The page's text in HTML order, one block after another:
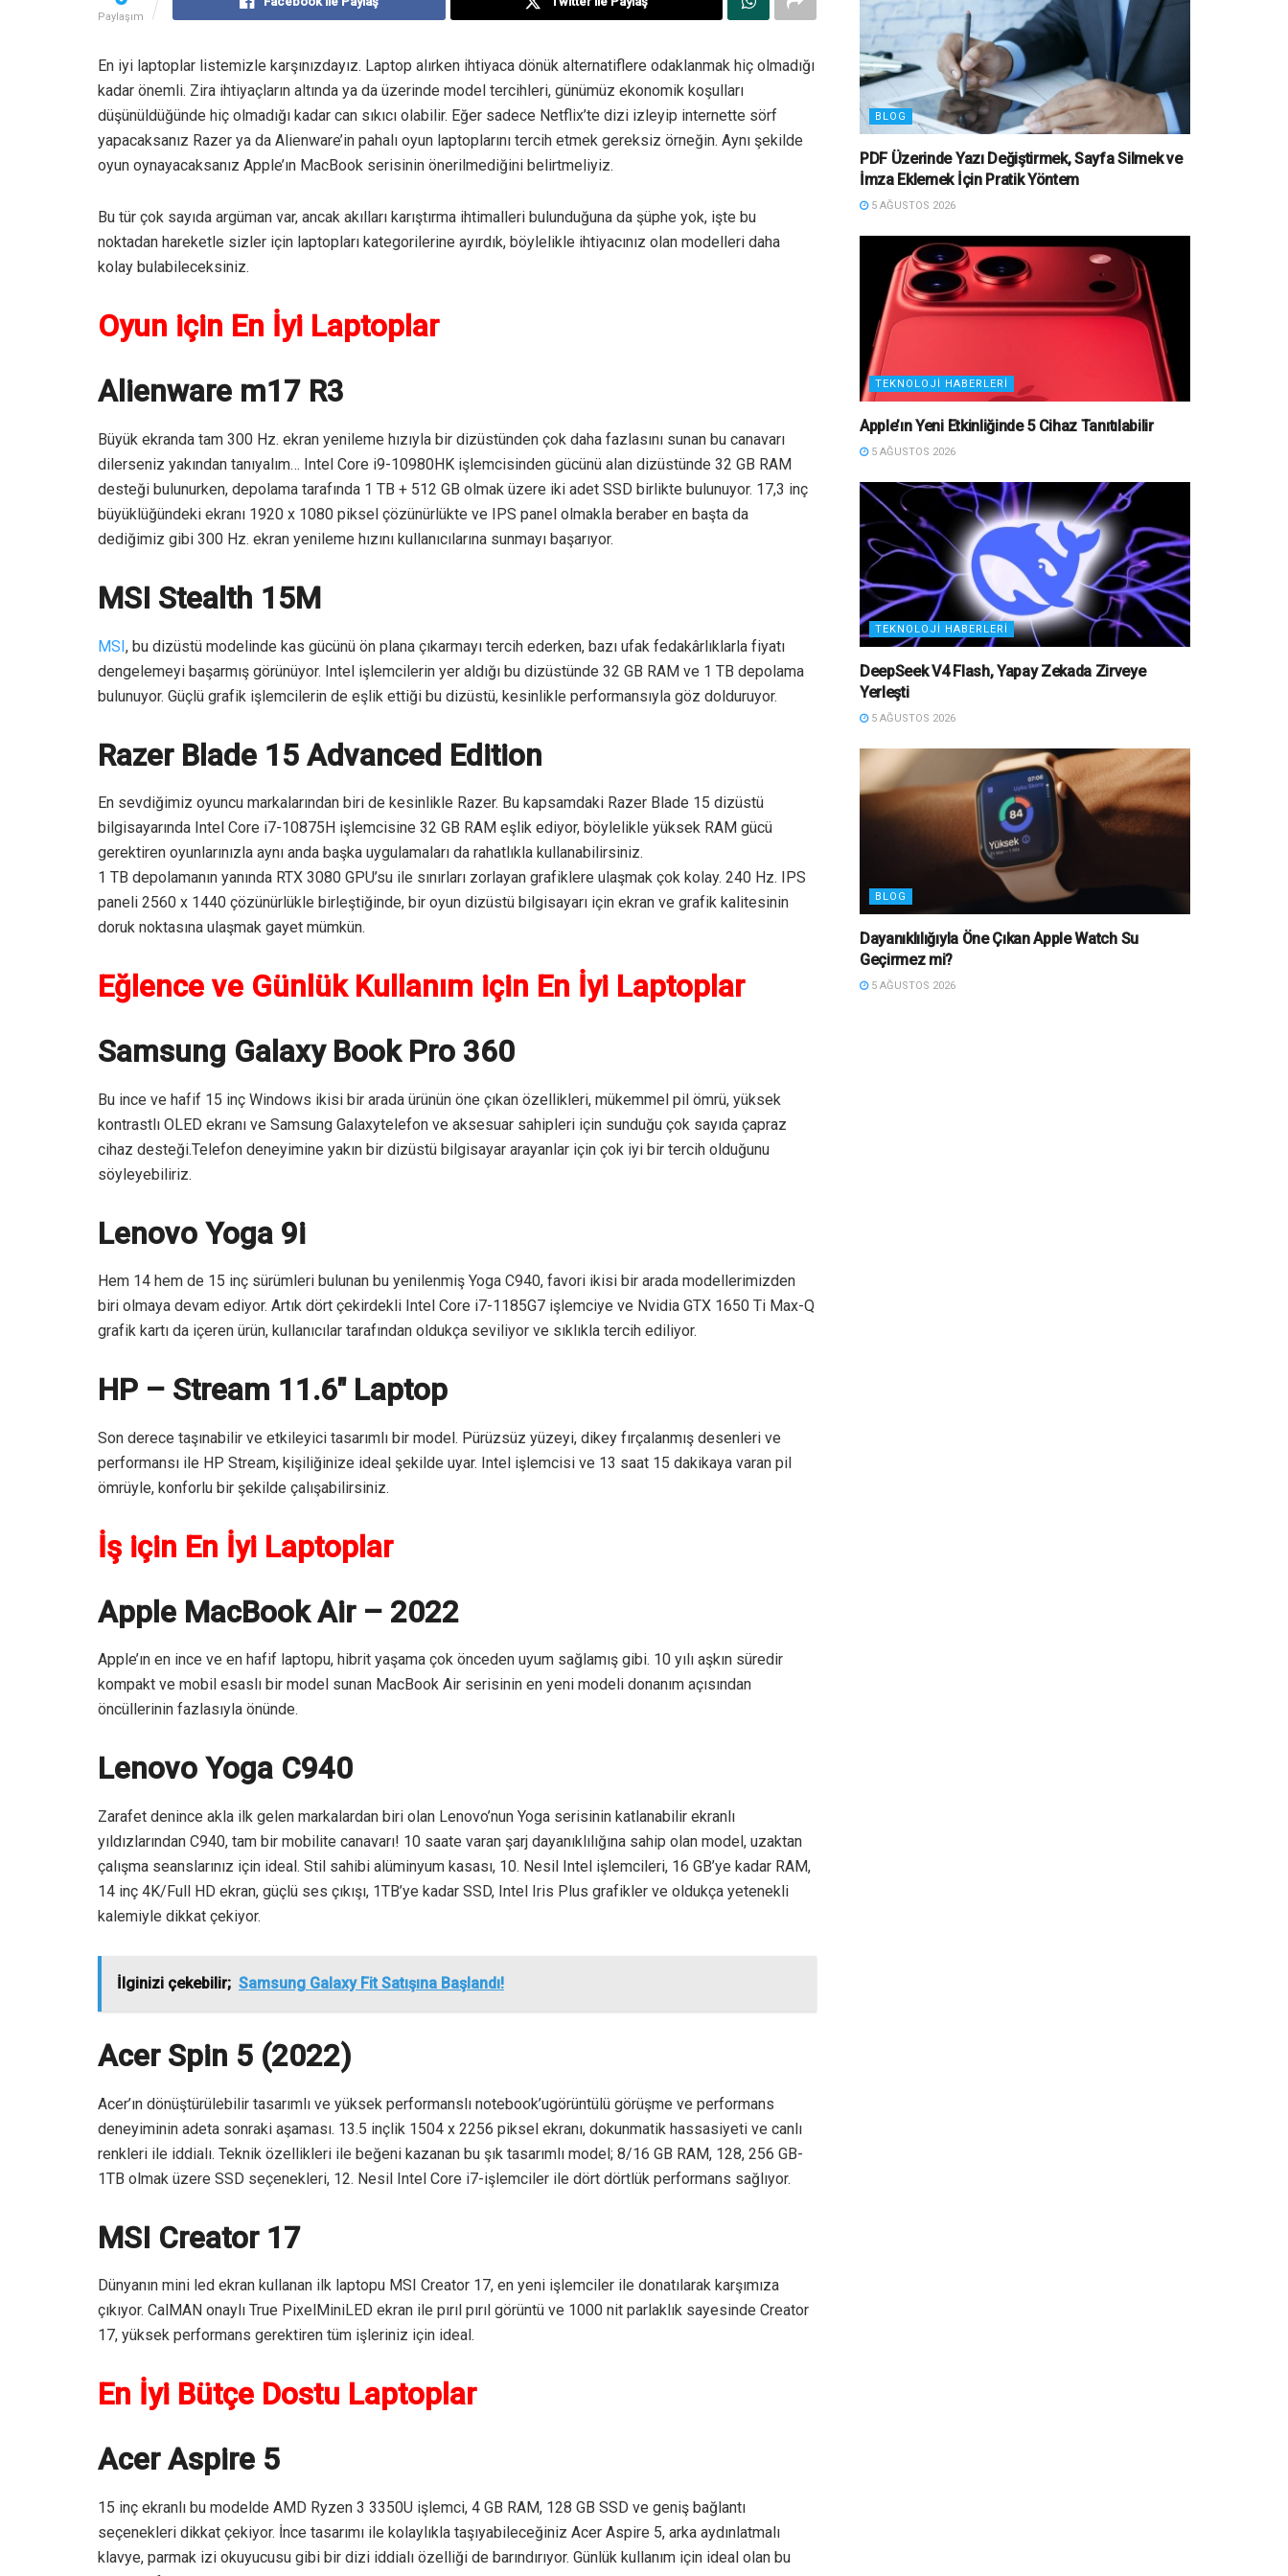
Paylaşım
En iyi laptoplar listemizle karşınızdayız. Laptop alırken ihtiyaca dönük alternatiflere odaklanmak hiç olmadığı
kadar önemli. Zira ihtiyaçların altında ya da üzerinde model tercihleri, günümüz ekonomik koşulları
düşünüldüğünde hiç olmadığı kadar can sıkıcı olabilir. Eğer sadece Netflix’te dizi izleyip internette sörf
yapacaksanız Razer ya da Alienware’in pahalı oyun laptoplarını tercih etmek gereksiz örneğin. Aynı şekilde
oyun oynayacaksanız Apple’ın MacBook serisinin önerilmediğini belirtmeliyiz.
Bu tür çok sayıda argüman var, ancak akılları karıştırma ihtimalleri bulunduğuna da şüphe yok, işte bu
noktadan hareketle sizler için laptopları kategorilerine ayırdık, böylelikle ihtiyacınız olan modelleri daha
kolay bulabileceksiniz.
Oyun için En İyi Laptoplar
Alienware m17 R3
Büyük ekranda tam 300 Hz. ekran yenileme hızıyla bir dizüstünden çok daha fazlasını sunan bu canavarı
dilerseniz yakından tanıyalım… Intel Core i9-10980HK işlemcisinden gücünü alan dizüstünde 32 GB RAM
desteği bulunurken, depolama tarafında 1 TB + 512 GB olmak üzere iki adet SSD birlikte bulunuyor. 17,3 inç
büyüklüğündeki ekranı 1920 x 1080 piksel çözünürlükte ve IPS panel olmakla beraber en başta da
dediğimiz gibi 300 Hz. ekran yenileme hızını kullanıcılarına sunmayı başarıyor.
MSI Stealth 15M
MSI, bu dizüstü modelinde kas gücünü ön plana çıkarmayı tercih ederken, bazı ufak fedakârlıklarla fiyatı
dengelemeyi başarmış görünüyor. Intel işlemcilerin yer aldığı bu dizüstünde 32 GB RAM ve 1 TB depolama
bulunuyor. Güçlü grafik işlemcilerin de eşlik ettiği bu dizüstü, kesinlikle performansıyla göz dolduruyor.
Razer Blade 15 Advanced Edition
En sevdiğimiz oyuncu markalarından biri de kesinlikle Razer. Bu kapsamdaki Razer Blade 15 dizüstü
bilgisayarında Intel Core i7-10875H işlemcisine 32 GB RAM eşlik ediyor, böylelikle yüksek RAM gücü
gerektiren oyunlarınızla aynı anda başka uygulamaları da rahatlıkla kullanabilirsiniz.
1 TB depolamanın yanında RTX 3080 GPU’su ile sınırları zorlayan grafiklere ulaşmak çok kolay. 240 Hz. IPS
paneli 2560 x 1440 çözünürlükle birleştiğinde, bir oyun dizüstü bilgisayarı için ekran ve grafik kalitesinin
doruk noktasına ulaşmak gayet mümkün.
Eğlence ve Günlük Kullanım için En İyi Laptoplar
Samsung Galaxy Book Pro 360
Bu ince ve hafif 15 inç Windows ikisi bir arada ürünün öne çıkan özellikleri, mükemmel pil ömrü, yüksek
kontrastlı OLED ekranı ve Samsung Galaxytelefon ve aksesuar sahipleri için sunduğu çok sayıda çapraz
cihaz desteği.Telefon deneyimine yakın bir dizüstü bilgisayar arayanlar için çok iyi bir tercih olduğunu
söyleyebiliriz.
Lenovo Yoga 9i
Hem 14 hem de 15 inç sürümleri bulunan bu yenilenmiş Yoga C940, favori ikisi bir arada modellerimizden
biri olmaya devam ediyor. Artık dört çekirdekli Intel Core i7-1185G7 işlemciye ve Nvidia GTX 1650 Ti Max-Q
grafik kartı da içeren ürün, kullanıcılar tarafından oldukça seviliyor ve sıklıkla tercih ediliyor.
HP – Stream 11.6″ Laptop
Son derece taşınabilir ve etkileyici tasarımlı bir model. Pürüzsüz yüzeyi, dikey fırçalanmış desenleri ve
performansı ile HP Stream, kişiliğinize ideal şekilde uyar. Intel işlemcisi ve 13 saat 15 dakikaya varan pil
ömrüyle, konforlu bir şekilde çalışabilirsiniz.
İş için En İyi Laptoplar
Apple MacBook Air – 2022
Apple’ın en ince ve en hafif laptopu, hibrit yaşama çok önceden uyum sağlamış gibi. 10 yılı aşkın süredir
kompakt ve mobil esaslı bir model sunan MacBook Air serisinin en yeni modeli donanım açısından
öncüllerinin fazlasıyla önünde.
Lenovo Yoga C940
Zarafet denince akla ilk gelen markalardan biri olan Lenovo’nun Yoga serisinin katlanabilir ekranlı
yıldızlarından C940, tam bir mobilite canavarı! 10 saate varan şarj dayanıklılığına sahip olan model, uzaktan
çalışma seanslarınız için ideal. Stil sahibi alüminyum kasası, 10. Nesil Intel işlemcileri, 16 GB’ye kadar RAM,
14 inç 4K/Full HD ekran, güçlü ses çıkışı, 1TB’ye kadar SSD, Intel Iris Plus grafikler ve oldukça yetenekli
kalemiyle dikkat çekiyor.
İlginizi çekebilir; Samsung Galaxy Fit Satışına Başlandı!
Acer Spin 5 (2022)
Acer’ın dönüştürülebilir tasarımlı ve yüksek performanslı notebook’ugörüntülü görüşme ve performans
deneyiminin adeta sonraki aşaması. 13.5 inçlik 1504 x 2256 piksel ekranı, dokunmatik hassasiyeti ve canlı
renkleri ile iddialı. Teknik özellikleri ile beğeni kazanan bu şık tasarımlı model; 8/16 GB RAM, 128, 256 GB-
1TB olmak üzere SSD seçenekleri, 12. Nesil Intel Core i7-işlemciler ile dört dörtlük performans sağlıyor.
MSI Creator 17
Dünyanın mini led ekran kullanan ilk laptopu MSI Creator 17, en yeni işlemciler ile donatılarak karşımıza
çıkıyor. CalMAN onaylı True PixelMiniLED ekran ile pırıl pırıl görüntü ve 1000 nit parlaklık sayesinde Creator
17, yüksek performans gerektiren tüm işleriniz için ideal.
En İyi Bütçe Dostu Laptoplar
Acer Aspire 5
15 inç ekranlı bu modelde AMD Ryzen 3 3350U işlemci, 4 GB RAM, 128 GB SSD ve geniş bağlantı
seçenekleri dikkat çekiyor. İnce tasarımı ile kolaylıkla taşıyabileceğiniz Acer Aspire 5, arka aydınlatmalı
klavye, parmak izi okuyucusu gibi bir dizi iddialı özelliği de barındırıyor. Günlük kullanım için ideal olan bu
BLOG
PDF Üzerinde Yazı Değiştirmek, Sayfa Silmek ve
İmza Eklemek İçin Pratik Yöntem
5 AĞUSTOS 2026
TEKNOLOJI HABERLERI
Apple’ın Yeni Etkinliğinde 5 Cihaz Tanıtılabilir
5 AĞUSTOS 2026
TEKNOLOJI HABERLERI
DeepSeek V4 Flash, Yapay Zekada Zirveye
Yerleşti
5 AĞUSTOS 2026
BLOG
Dayanıklılığıyla Öne Çıkan Apple Watch Su
Geçirmez mi?
5 AĞUSTOS 2026